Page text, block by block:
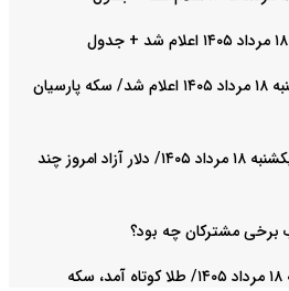
قیمت سکه پارسیان امروز یکشنبه ۱۸ مرداد ۱۴۰۵ اعلام شد/ سکه پارسیان
قیمت دلار، یورو و پوند امروز یکشنبه ۱۸ مرداد ۱۴۰۵/ دلار آزاد امروز چند
برخی مشترکان چه بود؟
قیمت طلا و سکه امروز یکشنبه ۱۸ مرداد ۱۴۰۵/ طلا کوتاه آمد، سکه